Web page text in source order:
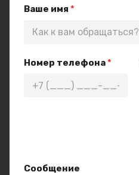
Ваше имя *
Номер телефона *
Сообщение